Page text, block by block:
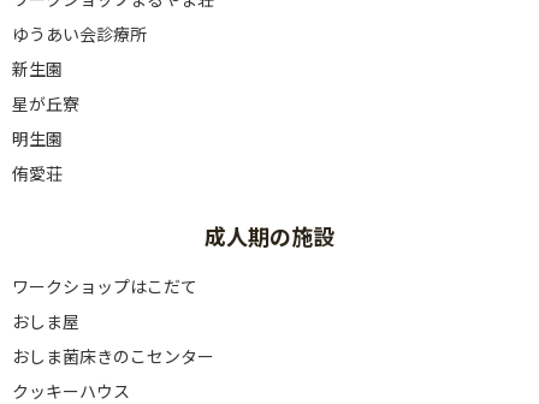
ゆうあい会診療所
新生園
星が丘寮
明生園
侑愛荘
成人期の施設
ワークショップはこだて
おしま屋
おしま菌床きのこセンター
クッキーハウス